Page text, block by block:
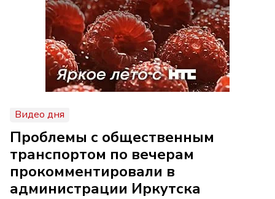
Видео дня
Проблемы с общественным
транспортом по вечерам
прокомментировали в
администрации Иркутска